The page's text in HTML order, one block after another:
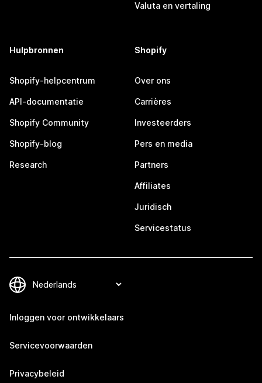
Valuta en vertaling
Hulpbronnen
Shopify-helpcentrum
API-documentatie
Shopify Community
Shopify-blog
Research
Shopify
Over ons
Carrières
Investeerders
Pers en media
Partners
Affiliates
Juridisch
Servicestatus
Inloggen voor ontwikkelaars
Servicevoorwaarden
Privacybeleid